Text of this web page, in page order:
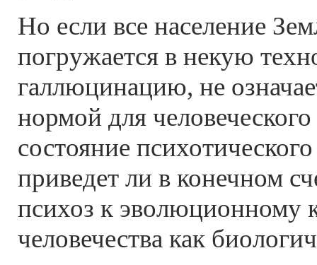
Но если все население
погружается в некую
галлюцинацию, не
нормой для
состояние
приведет ли в конечном
психоз к эволюционному
человечества как